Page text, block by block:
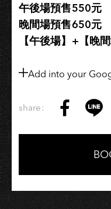
午後場預售550元
晚間場預售650元
【午後場】+【晚
Add into your
share:
on
Facebook
on
LINE
Copy